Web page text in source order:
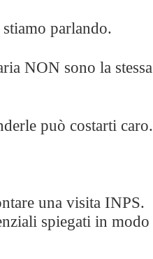
parlando.
NON sono la stessa
può costarti caro.
una visita INPS.
spiegati in modo